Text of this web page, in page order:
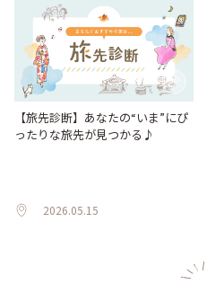
【旅先診断】あなたの“いま”にぴ
ったりな旅先が見つかる♪
2026.05.15